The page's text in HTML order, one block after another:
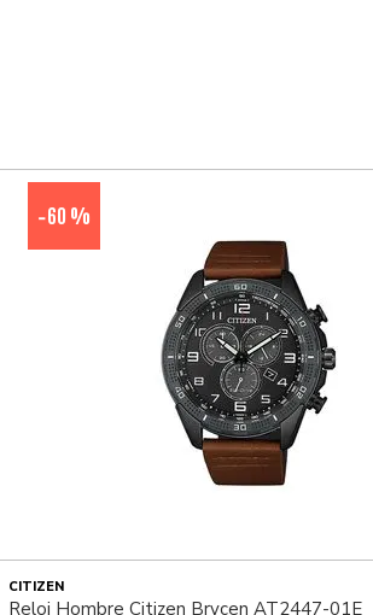
-60 %
CITIZEN
Reloj Hombre Citizen Brycen AT2447-01E